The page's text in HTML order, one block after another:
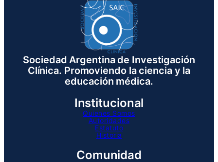
Sociedad Argentina de Investigación
Clínica. Promoviendo la ciencia y la
educación médica.
Institucional
Quienes Somos
Autoridades
Estatuto
Historia
Comunidad